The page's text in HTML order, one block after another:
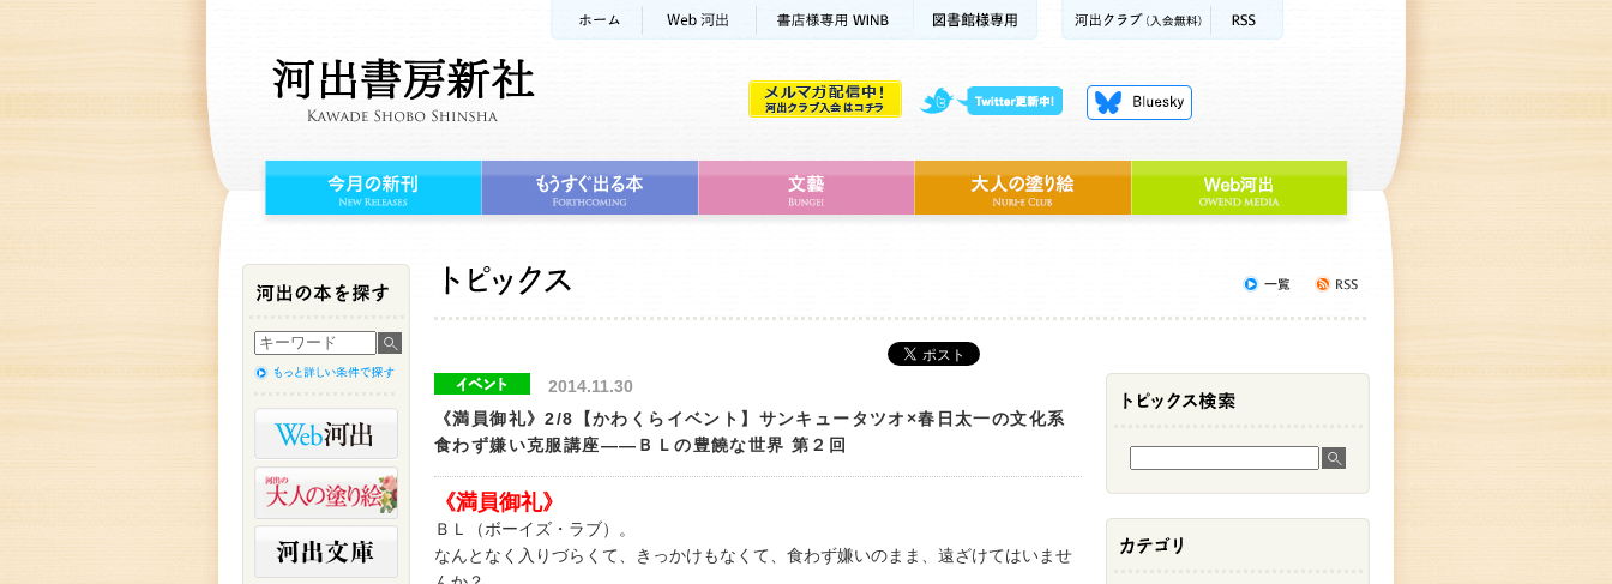
2014.11.30
《満員御礼》2/8【かわくらイベント】サンキュータツオ×春日太一の文化系
食わず嫌い克服講座――ＢＬの豊饒な世界 第２回
《満員御礼》
ＢＬ（ボーイズ・ラブ）。
なんとなく入りづらくて、きっかけもなくて、食わず嫌いのまま、遠ざけてはいませ